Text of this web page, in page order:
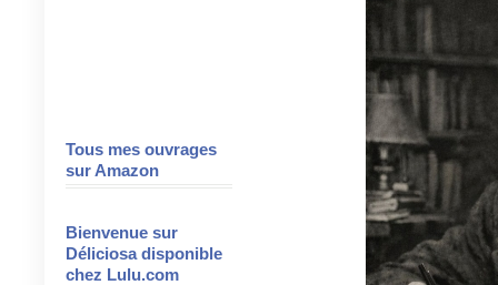
Tous mes ouvrages
sur Amazon
Bienvenue sur
Déliciosa disponible
chez Lulu.com